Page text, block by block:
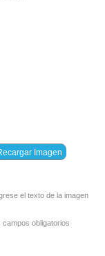
el texto de la imagen
campos obligatorios